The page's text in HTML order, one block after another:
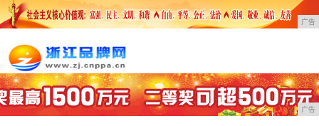
广告
广告